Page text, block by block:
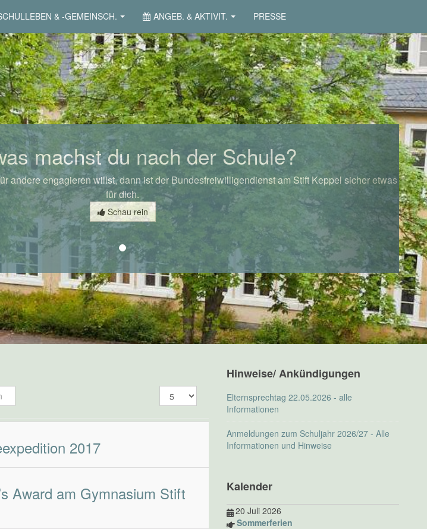
& -GEMEINSCH. ANGEB. & AKTIVIT. PRESSE
machst du nach der Schule?
andere engagieren willst, dann ist der Bundesfreiwilligendienst am Stift Keppel sicher etwas
für dich.
Schau rein
Next
Anzeige
#
2017
Award am Gymnasium Stift
Hinweise/ Ankündigungen
Elternsprechtag 22.05.2026 - alle
Informationen
Anmeldungen zum Schuljahr 2026/27 - Alle
Informationen und Hinweise
Kalender
20 Juli 2026
Sommerferien